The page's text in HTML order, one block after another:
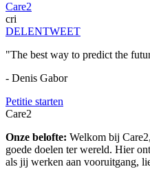
Care2
cri
DELENTWEET
"The best way to predict the
- Denis Gabor
Petitie starten
Care2
Onze belofte: Welkom bij
goede doelen ter wereld. Hier
als jij werken aan vooruitgang,